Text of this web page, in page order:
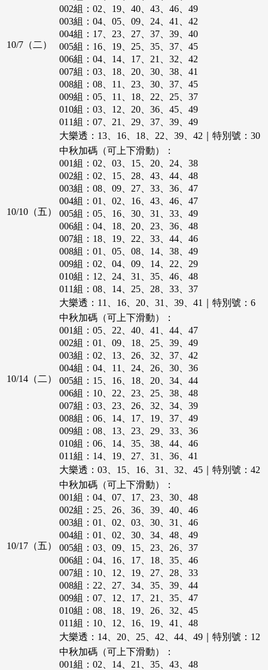
083組：14、19、21、22、30、34
084組：02、09、20、21、27、49
085組：02、06、08、13、22、27
086組：11、16、18、25、31、40
087組：05、07、12、20、24、45
088組：06、13、15、25、33、38
089組：01、05、07、20、21、39
090組：03、05、14、22、26、31
091組：01、09、19、22、36、44
092組：10、15、22、32、37、45
093組：01、15、17、18、26、48
094組：10、13、21、32、37、39
095組：03、08、34、37、41、43
096組：11、18、19、44、47、49
097組：01、14、18、19、32、46
098組：03、10、17、26、41、44
099組：11、20、30、34、38、49
100組：16、19、21、46、47、48
069組：01、07、11、20、41、45
070組：19、32、33、39、47、48
071組：05、06、16、28、47、49
072組：06、11、22、23、24、40
073組：07、13、15、17、22、48
074組：18、21、25、32、37、49
075組：07、10、28、29、47、48
076組：02、05、19、26、43、49
077組：03、11、12、36、38、49
078組：13、20、24、34、35、49
079組：02、03、13、15、25、28
080組：09、10、12、23、27、39
081組：05、20、29、40、42、49
082組：06、17、22、23、38、47
083組：04、08、09、28、21、38
084組：09、10、18、25、28、32
085組：08、15、36、39、41、47
086組：20、28、37、40、42、46
087組：05、27、31、34、37、40
088組：01、02、24、30、34、39
089組：17、19、21、22、31、33
090組：05、06、09、16、20、24
091組：06、11、13、17、28、36
055組：02、07、17、23、34、40
056組：12、15、20、36、43、49
057組：02、06、10、12、23、29
058組：05、16、19、20、32、41
059組：14、18、20、23、40、48
060組：19、27、32、37、40、41
061組：09、11、37、39、48、49
062組：05、07、11、12、13、16
063組：04、12、23、27、37、44
064組：01、04、18、29、32、44
065組：04、17、25、38、41、44
066組：09、12、13、14、23、38
067組：04、05、08、11、13、49
068組：03、10、27、39、46、48
069組：07、17、24、28、43、46
070組：10、15、16、27、32、49
071組：04、20、23、27、40、48
042組：06、07、09、15、32、40
043組：04、07、09、40、47、48
044組：08、11、13、18、46、47
045組：06、14、18、32、36、38
046組：09、10、20、33、35、43
047組：04、07、20、27、32、43
048組：03、15、21、32、34、39
049組：06、14、25、32、37、48
050組：02、05、21、33、44、46
051組：09、17、19、22、35、36
052組：02、09、15、18、35、39
053組：07、21、30、32、45、49
054組：18、26、30、32、33、41
055組：01、20、22、37、38、43
056組：05、07、17、33、42、45
057組：07、26、27、29、36、38
058組：01、02、33、35、39、43
059組：09、16、20、45、46、49
060組：24、25、34、36、43、47
061組：05、17、33、42、43、46
029組：06、12、21、25、30、37
030組：09、14、18、42、44、45
031組：09、12、23、30、32、38
032組：05、16、29、33、37、49
033組：06、11、14、15、24、49
034組：06、09、27、40、41、49
035組：13、16、18、29、33、46
036組：09、17、24、35、38、45
037組：06、07、14、24、33、45
038組：03、10、14、18、42、48
039組：11、13、24、34、47、49
040組：06、09、12、34、36、43
041組：08、14、19、18、28、38
042組：03、13、19、29、37、45
043組：16、17、21、36、42、43
044組：03、15、17、23、46、49
045組：16、21、31、37、42、46
046組：07、08、18、24、31、42
047組：04、07、20、24、32、46
048組：11、13、27、29、39、42
015組：02、10、11、17、22、27
016組：04、15、20、28、33、34
017組：02、03、05、23、34、47
018組：04、12、13、26、40、45
019組：08、10、35、39、45、46
020組：05、09、15、35、41、44
021組：22、23、25、39、40、48
022組：10、16、19、21、33、47
023組：07、10、38、39、41、49
024組：07、15、25、26、27、28
025組：02、17、27、28、30、44
026組：14、19、29、34、36、46
027組：05、13、24、30、37、40
028組：05、07、22、25、29、31
029組：04、05、17、19、23、42
030組：05、13、18、24、31、46
031組：02、04、26、30、47、49
032組：13、22、23、26、35、46
033組：07、11、12、34、37、45
034組：01、20、26、30、32、48
035組：11、28、32、34、43、48
10/7（二）
002組：02、19、40、43、46、49
003組：04、05、09、24、41、42
004組：17、23、27、37、39、40
005組：16、19、25、35、37、45
006組：04、14、17、21、32、42
007組：03、18、20、30、38、41
008組：08、11、23、30、37、45
009組：05、11、18、22、25、37
010組：03、12、20、36、45、49
011組：07、21、29、37、39、49
012組：10、19、25、34、40、44
013組：10、11、31、35、37、46
014組：05、07、08、09、31、39
015組：07、13、18、29、45、47
016組：01、06、17、25、38、46
017組：06、11、16、26、40、48
018組：06、22、23、34、42、48
019組：06、09、13、21、25、30
020組：01、10、12、24、39、46
021組：03、06、09、17、22、28
022組：01、14、15、21、37、49
023組：02、04、09、26、37、44
024組：02、06、09、11、15、47
025組：05、26、32、36、39、49
026組：03、09、14、18、35、43
027組：02、05、09、24、26、36
10/10（五）
大樂透：13、16、18、22、39、42｜特別號：30
中秋加碼（可上下滑動）：
001組：02、03、15、20、24、38
002組：02、15、28、43、44、48
003組：08、09、27、33、36、47
004組：01、02、16、43、46、47
005組：05、16、30、31、33、49
006組：04、18、20、23、36、48
007組：18、19、22、33、44、46
008組：01、05、08、14、38、49
009組：02、04、09、14、22、29
010組：12、24、31、35、46、48
011組：08、14、25、28、33、37
012組：01、03、09、30、32、45
013組：06、08、11、15、43、45
014組：03、17、19、32、40、45
015組：01、05、08、29、36、41
016組：10、13、20、40、43、49
017組：23、32、33、36、44、48
018組：29、30、32、35、45、47
019組：16、20、23、27、34、44
020組：06、17、18、33、41、47
10/14（二）
大樂透：11、16、20、31、39、41｜特別號：6
中秋加碼（可上下滑動）：
001組：05、22、40、41、44、47
002組：01、09、18、25、39、49
003組：02、13、26、32、37、42
004組：04、11、24、26、30、36
005組：15、16、18、20、34、44
006組：10、22、23、25、38、48
007組：03、23、26、32、34、39
008組：06、14、17、19、37、49
009組：08、13、23、29、33、36
010組：06、14、35、38、44、46
011組：14、19、27、31、36、41
012組：05、07、12、18、20、48
013組：02、05、18、43、48、49
014組：04、14、17、20、28、39
015組：10、22、27、34、35、36
016組：01、06、07、24、37、46
017組：12、20、37、39、40、45
018組：17、19、31、35、39、46
019組：02、03、12、26、44、46
10/17（五）
大樂透：03、15、16、31、32、45｜特別號：42
中秋加碼（可上下滑動）：
001組：04、07、17、23、30、48
002組：25、26、36、39、40、46
003組：01、02、03、30、31、46
004組：01、02、30、34、48、49
005組：03、09、15、23、26、37
006組：04、16、17、18、35、46
007組：10、12、19、27、28、33
008組：22、27、34、35、39、44
009組：07、12、17、21、35、47
010組：08、18、19、26、32、45
011組：10、12、16、19、41、48
012組：10、13、27、44、45、46
013組：06、10、12、13、19、29
014組：02、12、26、28、35、37
大樂透：14、20、25、42、44、49｜特別號：12
中秋加碼（可上下滑動）：
001組：02、14、21、35、43、48